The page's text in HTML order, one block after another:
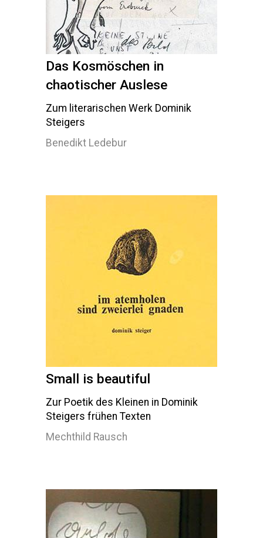
Das Kosmöschen in
chaotischer Auslese
Zum literarischen Werk Dominik
Steigers
Benedikt Ledebur
Small is beautiful
Zur Poetik des Kleinen in Dominik
Steigers frühen Texten
Mechthild Rausch